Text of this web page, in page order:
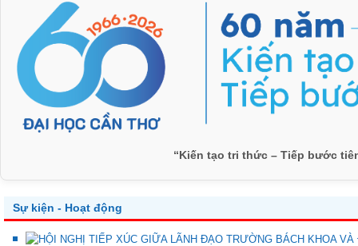
“Kiến tạo tri thức – Tiếp bước
Sự kiện - Hoạt động